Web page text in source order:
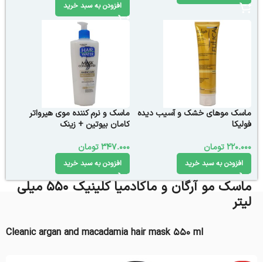
افزودن به سبد خرید
ماسک موهای خشک و آسیب دیده
فولیکا
220.000تومان
افزودن به سبد خرید
ماسک و نرم کننده موی هیرواتر
کامان بیوتین + زینک
347.000تومان
افزودن به سبد خرید
ماسک مو آرگان و ماکادمیا کلینیک 550 میلی
لیتر
Cleanic argan and macadamia hair mask 550 ml